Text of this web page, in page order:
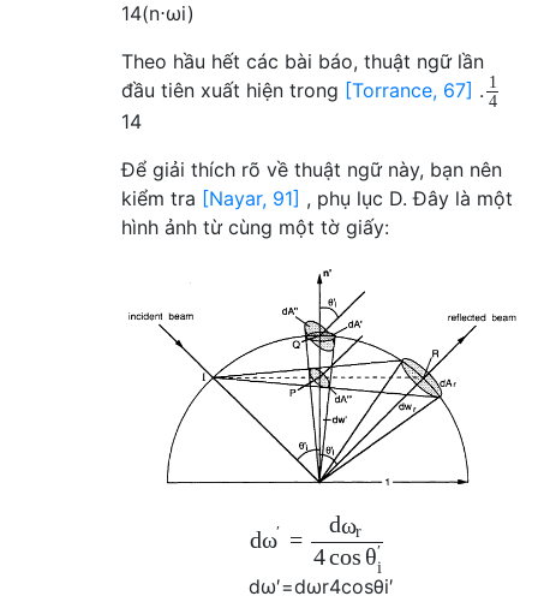
14(n⋅ωi)
Theo hầu hết các bài báo, thuật ngữ lần
đầu tiên xuất hiện trong [Torrance, 67] . 1
4
14
Để giải thích rõ về thuật ngữ này, bạn nên
kiểm tra [Nayar, 91] , phụ lục D. Đây là một
hình ảnh từ cùng một tờ giấy:
dω′ =
dωr
4cos θ′
i
dω′=dωr4cosθi′